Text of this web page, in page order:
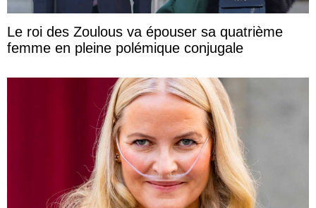
Le roi des Zoulous va épouser sa quatrième
femme en pleine polémique conjugale